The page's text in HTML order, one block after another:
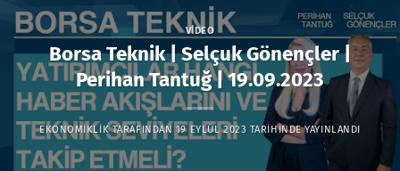
VIDEO
Borsa Teknik | Selçuk Gönençler |
Perihan Tantuğ | 19.09.2023
EKONOMIKLIKTARAFINDAN 19 EYLÜL 2023 TARIHINDE YAYINLANDI